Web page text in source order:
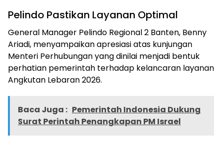
Pelindo Pastikan Layanan Optimal
General Manager Pelindo Regional 2 Banten, Benny
Ariadi, menyampaikan apresiasi atas kunjungan
Menteri Perhubungan yang dinilai menjadi bentuk
perhatian pemerintah terhadap kelancaran layanan
Angkutan Lebaran 2026.
Baca Juga : Pemerintah Indonesia Dukung
Surat Perintah Penangkapan PM Israel